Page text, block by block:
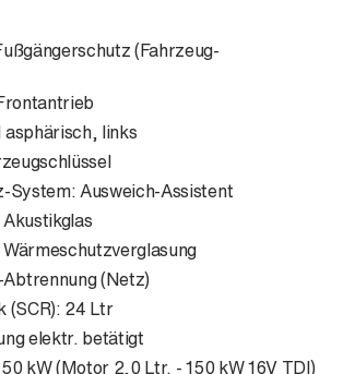
(Fahrzeug-
links
System: Ausweich-Assistent
(Netz)
(SCR): 24 Ltr
elektr. betätigt
kW (Motor 2,0 Ltr. - 150 kW 16V TDI)